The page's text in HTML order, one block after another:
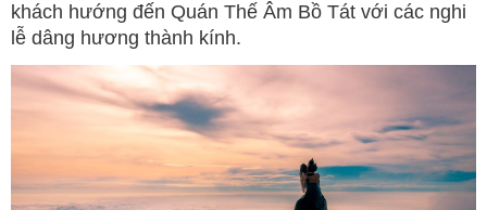
khách hướng đến Quán Thế Âm Bồ Tát với các nghi
lễ dâng hương thành kính.